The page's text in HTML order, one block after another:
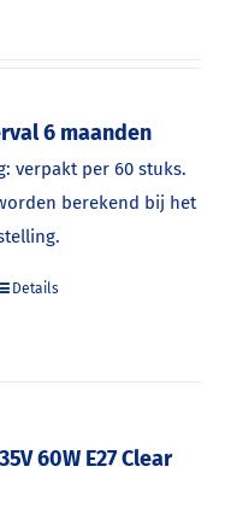
6 maanden
verpakt per 60 stuks.
berekend bij het
Details
60W E27 Clear